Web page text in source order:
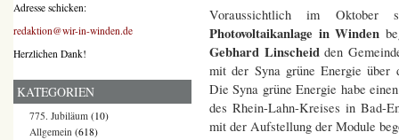
Voraussichtlich im
Photovoltaikanlage in Winden
Gebhard Linscheidden
mit der Syna grüne Energie über
Die Syna grüne Energie habe
des Rhein-Lahn-Kreises in Bad-
mit der Aufstellung der Module
Adresse schicken:
redaktion@wir-in-winden.de
Herzlichen Dank!
KATEGORIEN
775. Jubiläum (10)
Allgemein (618)